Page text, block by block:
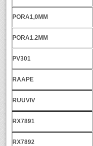
PORA1,0MM
PORA1.2MM
PV301
RAAPE
RUUVIV
RX7891
RX7892